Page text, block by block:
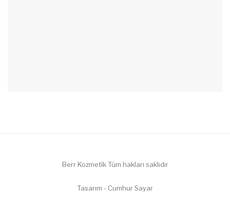
Berr Kozmetik Tüm hakları saklıdır
Tasarım - Cumhur Sayar